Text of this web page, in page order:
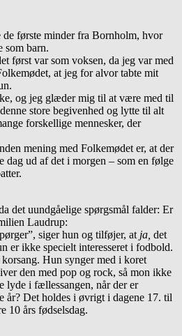
første minder fra Bornholm, hvor
som barn.
først var som voksen, da jeg var med
at jeg for alvor tabte mit
og jeg glæder mig til at være med til
store begivenhed og lytte til alt
forskellige mennesker, der
mening med Folkemødet er, at der
dag ud af det i morgen – som en følge
det uundgåelige spørgsmål falder: Er
Laudrup:
siger hun og tilføjer, at ja, det
er ikke specielt interesseret i fodbold.
Hun synger med i koret
den med pop og rock, så mon ikke
lyde i fællessangen, når der er
Det holdes i øvrigt i dagene 17. til
10 års fødselsdag.